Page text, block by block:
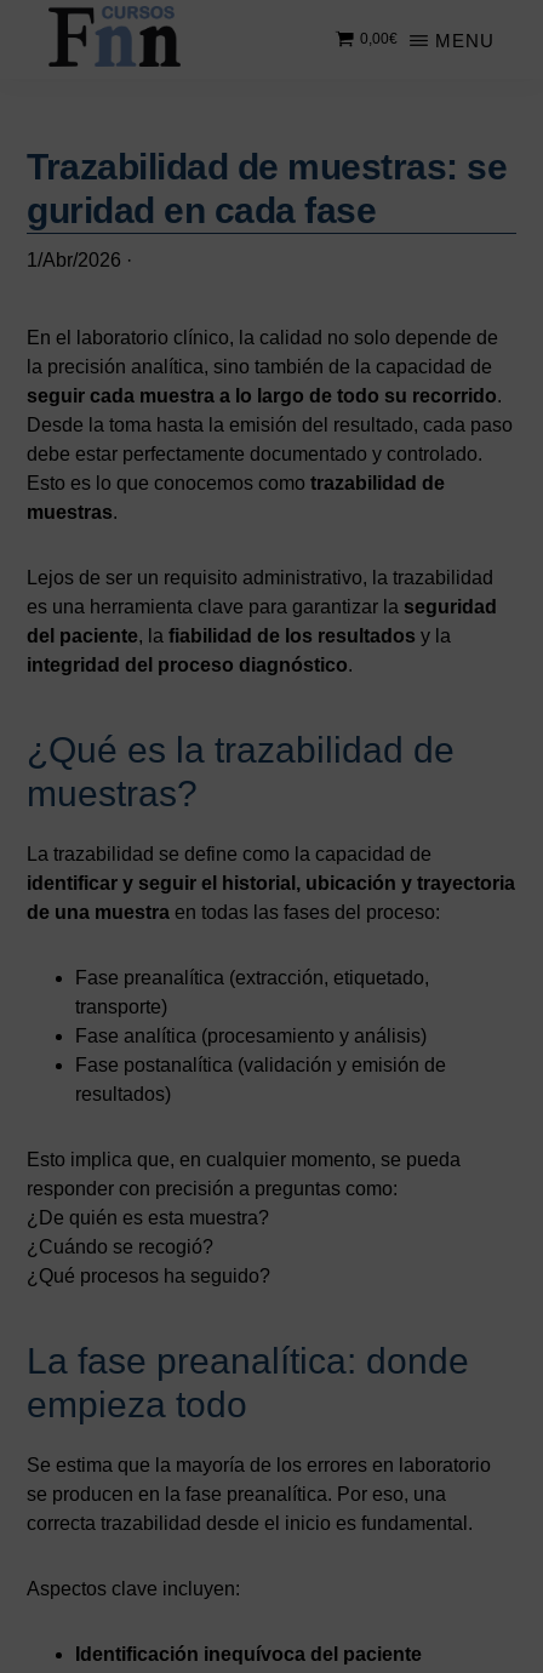
Saltar
contenido
Saltar
principal
online
MENU
0,00€
Trazabilidad de muestras: se
guridad en cada fase
1/Abr/2026 ·
En el laboratorio clínico, la calidad no solo depende de
la precisión analítica, sino también de la capacidad de
seguir cada muestra a lo largo de todo su recorrido.
Desde la toma hasta la emisión del resultado, cada paso
debe estar perfectamente documentado y controlado.
Esto es lo que conocemos comotrazabilidad de
muestras.
Lejos de ser un requisito administrativo, la trazabilidad
es una herramienta clave para garantizar la seguridad
del paciente, lafiabilidad de los resultados y la
integridad del proceso diagnóstico.
¿Qué es la trazabilidad de
muestras?
La trazabilidad se define como la capacidad de
identificar y seguir el historial, ubicación y trayectoria
de una muestra en todas las fases del proceso:
Fase preanalítica (extracción, etiquetado,
transporte)
Fase analítica (procesamiento y análisis)
Fase postanalítica (validación y emisión de
resultados)
Esto implica que, en cualquier momento, se pueda
responder con precisión a preguntas como:
¿De quién es esta muestra?
¿Cuándo se recogió?
¿Qué procesos ha seguido?
La fase preanalítica: donde
empieza todo
Se estima que la mayoría de los errores en laboratorio
se producen en la fase preanalítica. Por eso, una
correcta trazabilidad desde el inicio es fundamental.
Aspectos clave incluyen:
Identificación inequívoca del paciente